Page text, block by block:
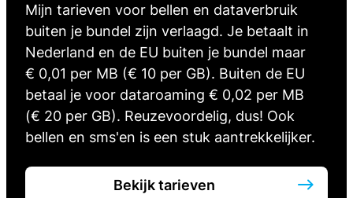
Mijn tarieven voor bellen en dataverbruik
buiten je bundel zijn verlaagd. Je betaalt in
Nederland en de EU buiten je bundel maar
€ 0,01 per MB (€ 10 per GB). Buiten de EU
betaal je voor dataroaming € 0,02 per MB
(€ 20 per GB). Reuzevoordelig, dus! Ook
bellen en sms'en is een stuk aantrekkelijker.
Bekijk tarieven